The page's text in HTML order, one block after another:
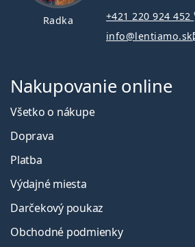
Radka
+421 220 924 452
info@lentiamo.sk
Nakupovanie online
Všetko o nákupe
Doprava
Platba
Výdajné miesta
Darčekový poukaz
Obchodné podmienky